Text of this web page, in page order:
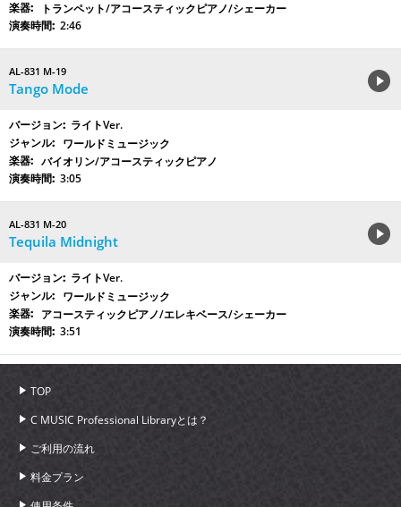
トランペット/アコースティックピアノ/シェーカー
2:46
AL-831 M-19
Tango Mode
ライトVer.
ワールドミュージック
バイオリン/アコースティックピアノ
3:05
AL-831 M-20
Tequila Midnight
ライトVer.
ワールドミュージック
アコースティックピアノ/エレキベース/シェーカー
3:51
TOP
C MUSIC Professional Libraryとは？
ご利用の流れ
料金プラン